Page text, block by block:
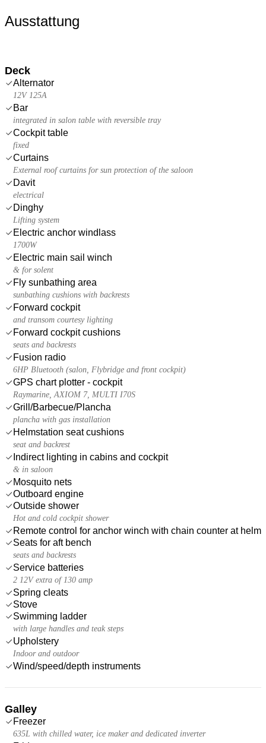
Ausstattung
Deck
Alternator
12V 125A
Bar
integrated in salon table with reversible tray
Cockpit table
fixed
Curtains
External roof curtains for sun protection of the saloon
Davit
electrical
Dinghy
Lifting system
Electric anchor windlass
1700W
Electric main sail winch
& for solent
Fly sunbathing area
sunbathing cushions with backrests
Forward cockpit
and transom courtesy lighting
Forward cockpit cushions
seats and backrests
Fusion radio
6HP Bluetooth (salon, Flybridge and front cockpit)
GPS chart plotter - cockpit
Raymarine, AXIOM 7, MULTI I70S
Grill/Barbecue/Plancha
plancha with gas installation
Helmstation seat cushions
seat and backrest
Indirect lighting in cabins and cockpit
& in saloon
Mosquito nets
Outboard engine
Outside shower
Hot and cold cockpit shower
Remote control for anchor winch with chain counter at helm
Seats for aft bench
seats and backrests
Service batteries
2 12V extra of 130 amp
Spring cleats
Stove
Swimming ladder
with large handles and teak steps
Upholstery
Indoor and outdoor
Wind/speed/depth instruments
Galley
Freezer
635L with chilled water, ice maker and dedicated inverter